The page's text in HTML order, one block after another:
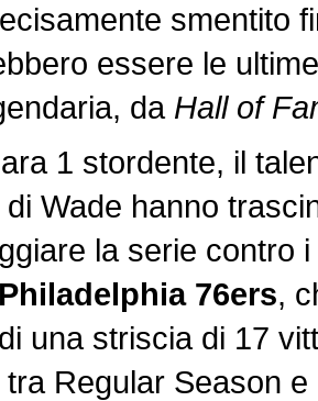
smentito
essere le
da Hall of
1 stordente, il
di Wade hanno
la serie contro
Philadelphia 76ers,
una striscia di 17
Regular Season e